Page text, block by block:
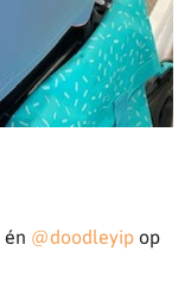
én @doodleyip op